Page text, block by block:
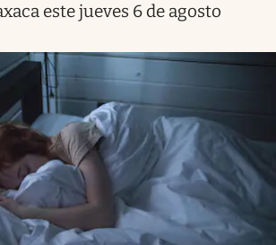
este jueves 6 de agosto